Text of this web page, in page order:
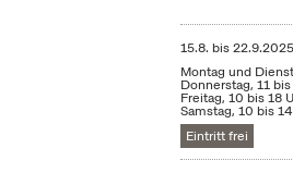
15.8. bis22.9.2025
Montag und
Donnerstag, 11
Freitag, 10 bis 18
Samstag, 10 bis
Eintritt frei